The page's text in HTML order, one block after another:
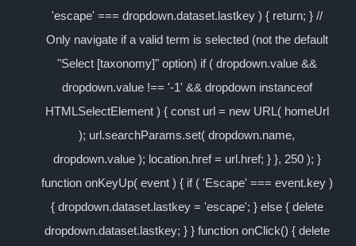
'escape' === dropdown.dataset.lastkey ) { return; } //
Only navigate if a valid term is selected (not the default
"Select [taxonomy]" option) if ( dropdown.value &&
dropdown.value !== '-1' && dropdown instanceof
HTMLSelectElement ) { const url = new URL( homeUrl
); url.searchParams.set( dropdown.name,
dropdown.value ); location.href = url.href; } }, 250 ); }
function onKeyUp( event ) { if ( 'Escape' === event.key )
{ dropdown.dataset.lastkey = 'escape'; } else { delete
dropdown.dataset.lastkey; } } function onClick() { delete